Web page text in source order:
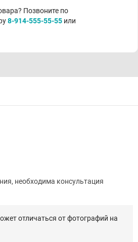
Позвоните по
8-914-555-55-55 или
необходима консультация
отличаться от фотографий на